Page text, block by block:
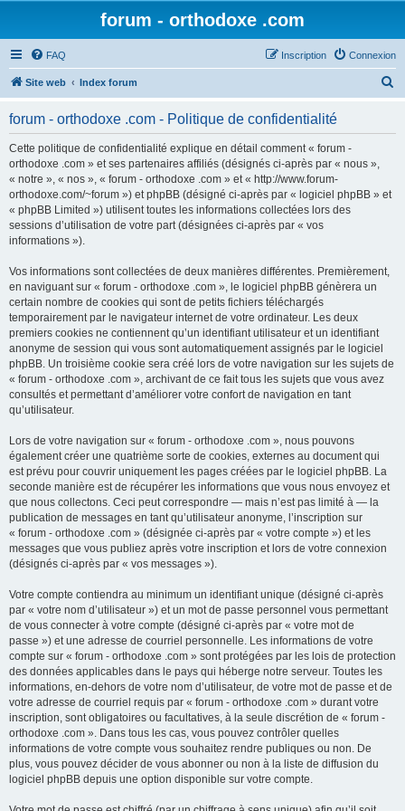
forum - orthodoxe .com
FAQ Connexion
Inscription
Site web Index forum
forum - orthodoxe .com - Politique de confidentialité
Cette politique de confidentialité explique en détail comment « forum -
orthodoxe .com » et ses partenaires affiliés (désignés ci-après par « nous »,
« notre », « nos », « forum - orthodoxe .com » et « http://www.forum-
orthodoxe.com/~forum ») et phpBB (désigné ci-après par « logiciel phpBB » et
« phpBB Limited ») utilisent toutes les informations collectées lors des
sessions d’utilisation de votre part (désignées ci-après par « vos
informations »).
Vos informations sont collectées de deux manières différentes. Premièrement,
en naviguant sur « forum - orthodoxe .com », le logiciel phpBB génèrera un
certain nombre de cookies qui sont de petits fichiers téléchargés
temporairement par le navigateur internet de votre ordinateur. Les deux
premiers cookies ne contiennent qu’un identifiant utilisateur et un identifiant
anonyme de session qui vous sont automatiquement assignés par le logiciel
phpBB. Un troisième cookie sera créé lors de votre navigation sur les sujets de
« forum - orthodoxe .com », archivant de ce fait tous les sujets que vous avez
consultés et permettant d’améliorer votre confort de navigation en tant
qu’utilisateur.
Lors de votre navigation sur « forum - orthodoxe .com », nous pouvons
également créer une quatrième sorte de cookies, externes au document qui
est prévu pour couvrir uniquement les pages créées par le logiciel phpBB. La
seconde manière est de récupérer les informations que vous nous envoyez et
que nous collectons. Ceci peut correspondre — mais n’est pas limité à — la
publication de messages en tant qu’utilisateur anonyme, l’inscription sur
« forum - orthodoxe .com » (désignée ci-après par « votre compte ») et les
messages que vous publiez après votre inscription et lors de votre connexion
(désignés ci-après par « vos messages »).
Votre compte contiendra au minimum un identifiant unique (désigné ci-après
par « votre nom d’utilisateur ») et un mot de passe personnel vous permettant
de vous connecter à votre compte (désigné ci-après par « votre mot de
passe ») et une adresse de courriel personnelle. Les informations de votre
compte sur « forum - orthodoxe .com » sont protégées par les lois de protection
des données applicables dans le pays qui héberge notre serveur. Toutes les
informations, en-dehors de votre nom d’utilisateur, de votre mot de passe et de
votre adresse de courriel requis par « forum - orthodoxe .com » durant votre
inscription, sont obligatoires ou facultatives, à la seule discrétion de « forum -
orthodoxe .com ». Dans tous les cas, vous pouvez contrôler quelles
informations de votre compte vous souhaitez rendre publiques ou non. De
plus, vous pouvez décider de vous abonner ou non à la liste de diffusion du
logiciel phpBB depuis une option disponible sur votre compte.